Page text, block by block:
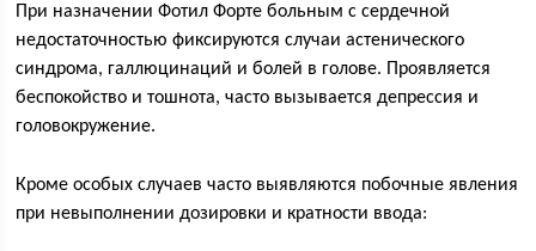
При назначении Фотил Форте больным с сердечной
недостаточностью фиксируются случаи астенического
синдрома, галлюцинаций и болей в голове. Проявляется
беспокойство и тошнота, часто вызывается депрессия и
головокружение.
Кроме особых случаев часто выявляются побочные явления
при невыполнении дозировки и кратности ввода: